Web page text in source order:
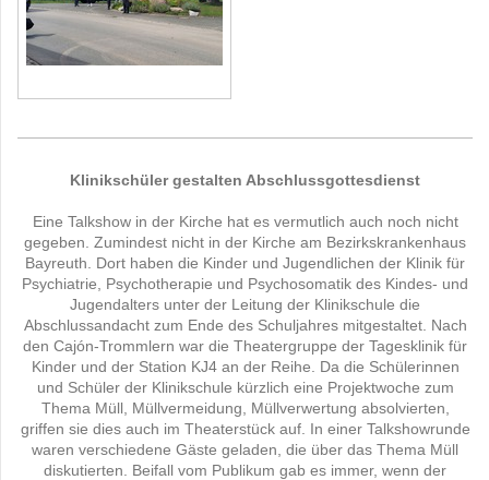
Klinikschüler gestalten Abschlussgottesdienst
Eine Talkshow in der Kirche hat es vermutlich auch noch nicht
gegeben. Zumindest nicht in der Kirche am Bezirkskrankenhaus
Bayreuth. Dort haben die Kinder und Jugendlichen der Klinik für
Psychiatrie, Psychotherapie und Psychosomatik des Kindes- und
Jugendalters unter der Leitung der Klinikschule die
Abschlussandacht zum Ende des Schuljahres mitgestaltet. Nach
den Cajón-Trommlern war die Theatergruppe der Tagesklinik für
Kinder und der Station KJ4 an der Reihe. Da die Schülerinnen
und Schüler der Klinikschule kürzlich eine Projektwoche zum
Thema Müll, Müllvermeidung, Müllverwertung absolvierten,
griffen sie dies auch im Theaterstück auf. In einer Talkshowrunde
waren verschiedene Gäste geladen, die über das Thema Müll
diskutierten. Beifall vom Publikum gab es immer, wenn der